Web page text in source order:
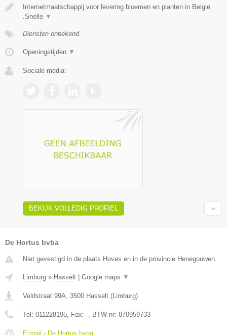
Internetmaatschappij voor levering bloemen en planten in België
.Snelle ▼
Diensten onbekend
Openingstijden ▼
Sociale media:
BEKIJK VOLLEDIG PROFIEL
De Hortus bvba
Niet gevestigd in de plaats Hoves en in de provincie Henegouwen.
Limburg » Hasselt Google maps ▼
Veldstraat 99A, 3500 Hasselt (Limburg)
Tel: 011228195, Fax: -, BTW-nr: 870959733
E-mail › De Hortus bvba